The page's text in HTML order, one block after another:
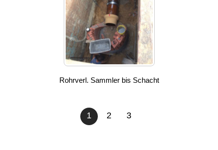
Rohrverl. Sammler bis Schacht
1 2 3